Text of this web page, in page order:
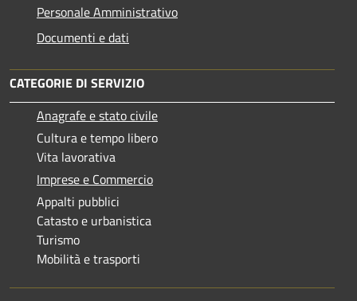
Personale Amministrativo
Documenti e dati
CATEGORIE DI SERVIZIO
Anagrafe e stato civile
Cultura e tempo libero
Vita lavorativa
Imprese e Commercio
Appalti pubblici
Catasto e urbanistica
Turismo
Mobilità e trasporti